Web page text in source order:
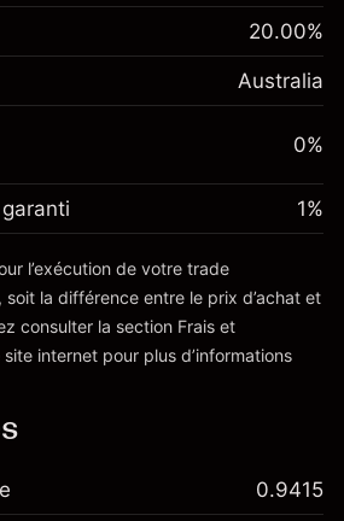
(-A$1.14)
avec effet de levier
avec effet de levier
fonds
totale de la
0.00087%
(A$0.04)
avec effet de levier
avec effet de levier
20.00%
Australia
0%
'Tarifs et Frais
1%
l’exécution de votre trade
la différence entre le prix d’achat et
consulter la section Frais et
site internet pour plus d’informations
0.9415